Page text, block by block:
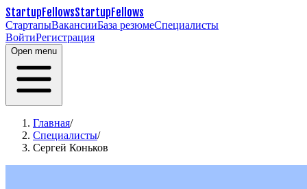
StartupFellowsStartupFellows
СтартапыВакансииБаза резюмеСпециалисты
ВойтиРегистрация
Open menu
Главная/
Специалисты/
Сергей Коньков